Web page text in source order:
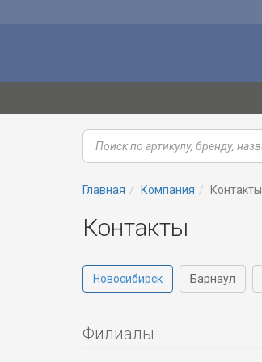
Главная Компания Контакты
Контакты
Новосибирск Барнаул
Филиалы